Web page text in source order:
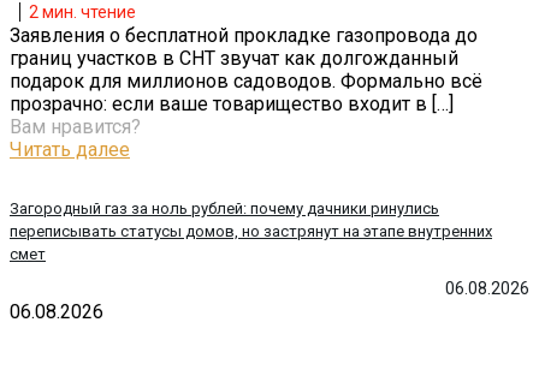
06.08.2026
Загородный газ за ноль рублей: почему дачники ринулись
переписывать статусы домов, но застрянут на этапе внутренних
смет
2 мин. чтение
Заявления о бесплатной прокладке газопровода до
границ участков в СНТ звучат как долгожданный
подарок для миллионов садоводов. Формально всё
прозрачно: если ваше товарищество входит в […]
Вам нравится?
Читать далее
06.08.2026